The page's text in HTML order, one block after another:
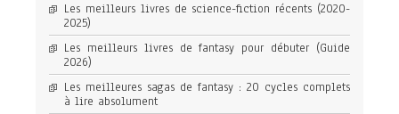
Les meilleurs livres de science-fiction récents (2020-
2025)
Les meilleurs livres de fantasy pour débuter (Guide
2026)
Les meilleures sagas de fantasy : 20 cycles complets
à lire absolument